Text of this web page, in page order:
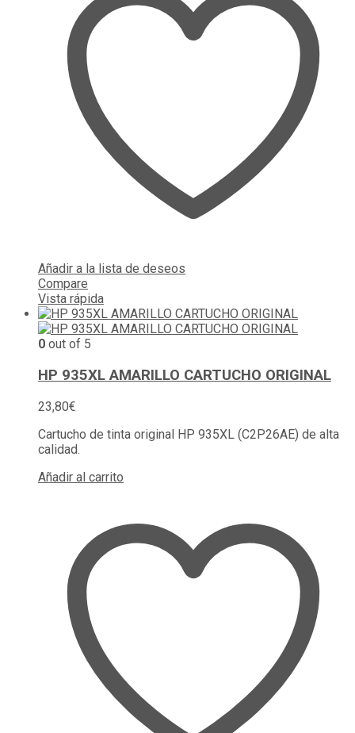
Añadir a la lista de deseos
Compare
Vista rápida
0 out of 5
HP 935XL AMARILLO CARTUCHO ORIGINAL
23,80€
Cartucho de tinta original HP 935XL (C2P26AE) de alta
calidad.
Añadir al carrito